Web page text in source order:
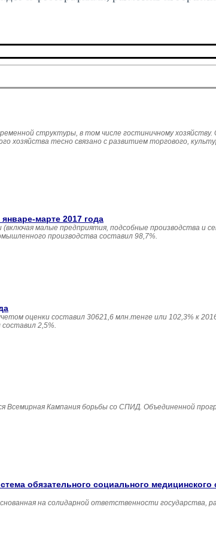
структуры, в том числе гостиничному хозяйству.
хозяйства тесно связано с развитием торгового,
марте 2017 года
малые предприятия, подсобные производства и
производства составил 98,7%.
оценки составил 30621,6 млн.тенге или 102,3% к
2,5%.
Всемирная Кампания борьбы со СПИД. Объединенной
обязательного социального медицинского
на солидарной ответственности государства,